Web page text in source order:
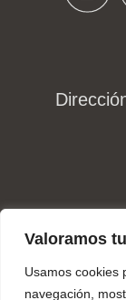
Valoramos
Usamos cookies
navegación,